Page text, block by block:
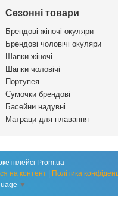
Сезонні товари
Брендові жіночі окуляри
Брендові чоловічі окуляри
Шапки жіночі
Шапки чоловічі
Портупея
Сумочки брендові
Басейни надувні
Матраци для плавання
Prom.ua
на контент
Політика
▼